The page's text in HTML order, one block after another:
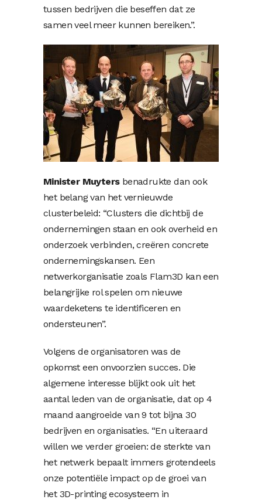
tussen bedrijven die beseffen dat ze
samen veel meer kunnen bereiken.”.
Minister Muytersbenadrukte dan ook
het belang van het vernieuwde
clusterbeleid: “Clusters die dichtbij de
ondernemingen staan en ook overheid en
onderzoek verbinden, creëren concrete
ondernemingskansen. Een
netwerkorganisatie zoals Flam3D kan een
belangrijke rol spelen om nieuwe
waardeketens te identificeren en
ondersteunen”.
Volgens de organisatoren was de
opkomst een onvoorzien succes. Die
algemene interesse blijkt ook uit het
aantal leden van de organisatie, dat op 4
maand aangroeide van 9 tot bijna 30
bedrijven en organisaties. “En uiteraard
willen we verder groeien: de sterkte van
het netwerk bepaalt immers grotendeels
onze potentiële impact op de groei van
het 3D-printing ecosysteem in